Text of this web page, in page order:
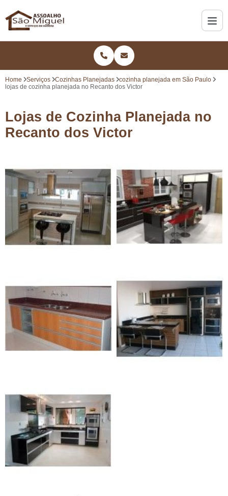
Home Serviços Cozinhas Planejadas
cozinha planejada em São Paulo
lojas de cozinha planejada no Recanto dos Victor
Lojas de Cozinha Planejada no
Recanto dos Victor